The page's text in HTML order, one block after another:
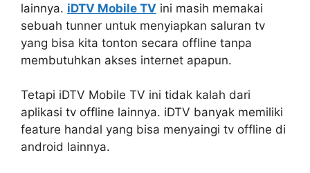
lainnya. iDTV Mobile TV ini masih memakai
sebuah tunner untuk menyiapkan saluran tv
yang bisa kita tonton secara offline tanpa
membutuhkan akses internet apapun.
Tetapi iDTV Mobile TV ini tidak kalah dari
aplikasi tv offline lainnya. iDTV banyak memiliki
feature handal yang bisa menyaingi tv offline di
android lainnya.